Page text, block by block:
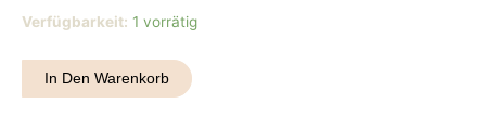
Verfügbarkeit: 1 vorrätig
Halskette
Menge
In Den Warenkorb